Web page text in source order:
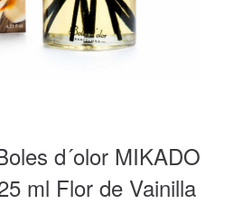
d´olor MIKADO
ml Flor de Vainilla